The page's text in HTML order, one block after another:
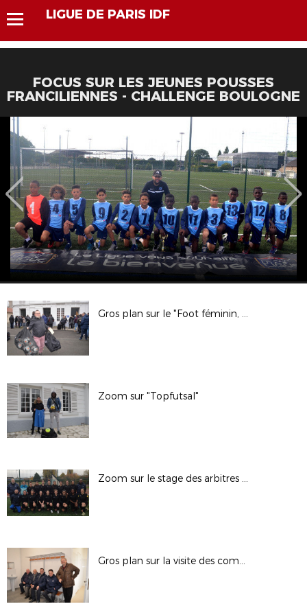
LIGUE DE PARIS IDF
FOCUS SUR LES JEUNES POUSSES
FRANCILIENNES - CHALLENGE BOULOGNE
Gros plan sur le "Foot féminin, c'est déjà un but"
Zoom sur "Topfutsal"
Zoom sur le stage des arbitres féminines
Gros plan sur la visite des commissaires à Campus